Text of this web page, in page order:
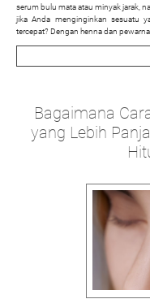
serum bulu mata atau minyak jarak,
jika Anda menginginkan sesuatu
tercepat? Dengan henna dan
Bagaimana
yang Lebih